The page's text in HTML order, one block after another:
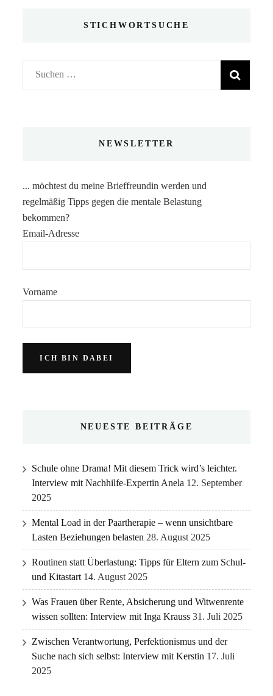
STICHWORTSUCHE
Suchen
nach:
NEWSLETTER
... möchtest du meine Brieffreundin werden und
regelmäßig Tipps gegen die mentale Belastung
bekommen?
Email-Adresse
Vorname
NEUESTE BEITRÄGE
Schule ohne Drama! Mit diesem Trick wird’s leichter.
Interview mit Nachhilfe-Expertin Anela 12. September
2025
Mental Load in der Paartherapie – wenn unsichtbare
Lasten Beziehungen belasten 28. August 2025
Routinen statt Überlastung: Tipps für Eltern zum Schul-
und Kitastart 14. August 2025
Was Frauen über Rente, Absicherung und Witwenrente
wissen sollten: Interview mit Inga Krauss 31. Juli 2025
Zwischen Verantwortung, Perfektionismus und der
Suche nach sich selbst: Interview mit Kerstin 17. Juli
2025